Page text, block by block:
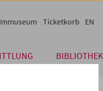
BIBLIOTHEK
Ticketkorb EN